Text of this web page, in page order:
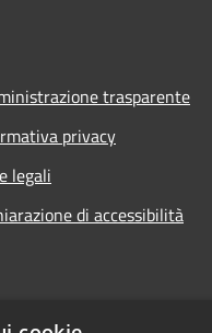
trasparente
privacy
legali
di accessibilità